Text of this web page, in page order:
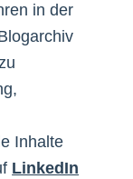
in der
Inhalte
LinkedIn